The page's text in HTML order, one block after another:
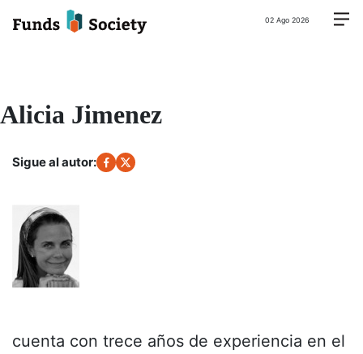
02 Ago 2026
Alicia Jimenez
Sigue al autor:
cuenta con trece años de experiencia en el